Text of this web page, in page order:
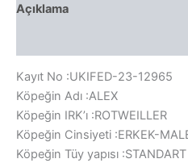
Açıklama
Kayıt No :UKIFED-23-12965
Köpeğin Adı :ALEX
Köpeğin IRK’ı :ROTWEILLER
Köpeğin Cinsiyeti :ERKEK-
Köpeğin Tüy yapısı :STANDART